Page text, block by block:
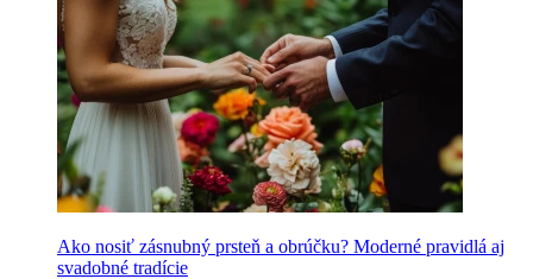
Ako nosiť zásnubný prsteň a obrúčku? Moderné pravidlá aj
svadobné tradície